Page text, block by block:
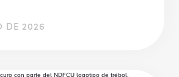
DE 2026